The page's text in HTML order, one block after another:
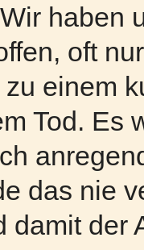
haben
oft
zu einem
Tod. Es
das nie
damit der